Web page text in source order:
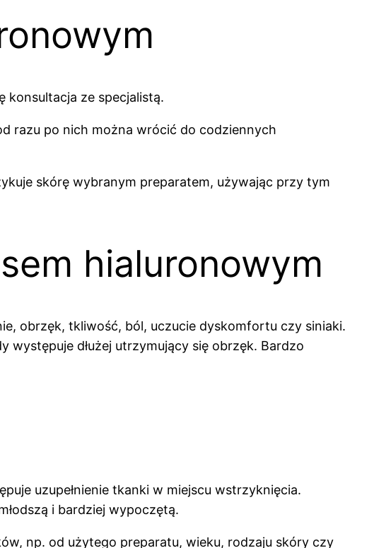
konsultacja ze specjalistą.
razu po nich można wrócić do codziennych
skórę wybranym preparatem, używając przy tym
hialuronowym
obrzęk, tkliwość, ból, uczucie dyskomfortu czy siniaki.
występuje dłużej utrzymujący się obrzęk. Bardzo
uzupełnienie tkanki w miejscu wstrzyknięcia.
i bardziej wypoczętą.
np. od użytego preparatu, wieku, rodzaju skóry czy